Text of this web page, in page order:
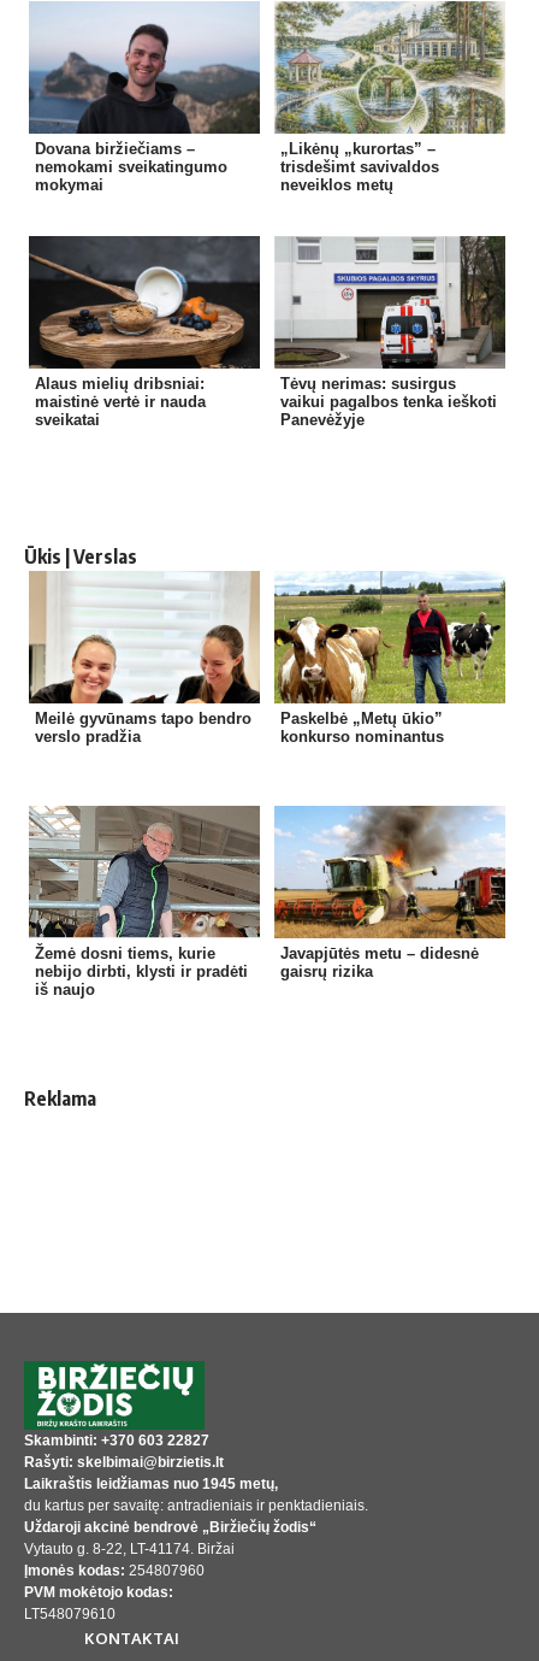
Dovana biržiečiams –
nemokami sveikatingumo
mokymai
„Likėnų „kurortas” –
trisdešimt savivaldos
neveiklos metų
Alaus mielių dribsniai:
maistinė vertė ir nauda
sveikatai
Tėvų nerimas: susirgus
vaikui pagalbos tenka ieškoti
Panevėžyje
Ūkis | Verslas
Meilė gyvūnams tapo bendro
verslo pradžia
Paskelbė „Metų ūkio”
konkurso nominantus
Žemė dosni tiems, kurie
nebijo dirbti, klysti ir pradėti
iš naujo
Javapjūtės metu – didesnė
gaisrų rizika
Reklama
Skambinti: +370 603 22827
Rašyti: skelbimai@birzietis.lt
Laikraštis leidžiamas nuo 1945 metų,
du kartus per savaitę: antradieniais ir penktadieniais.
Uždaroji akcinė bendrovė „Biržiečių žodis“
Vytauto g. 8-22, LT-41174. Biržai
Įmonės kodas: 254807960
PVM mokėtojo kodas:
LT548079610
KONTAKTAI